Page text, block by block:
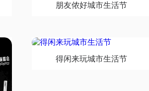
朋友侬好城市生活节
得闲来玩城市生活节